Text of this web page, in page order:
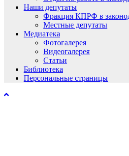
Наши депутаты
Фракция КПРФ в
Местные депутаты
Медиатека
Фотогалерея
Видеогалерея
Статьи
Библиотека
Персональные страницы